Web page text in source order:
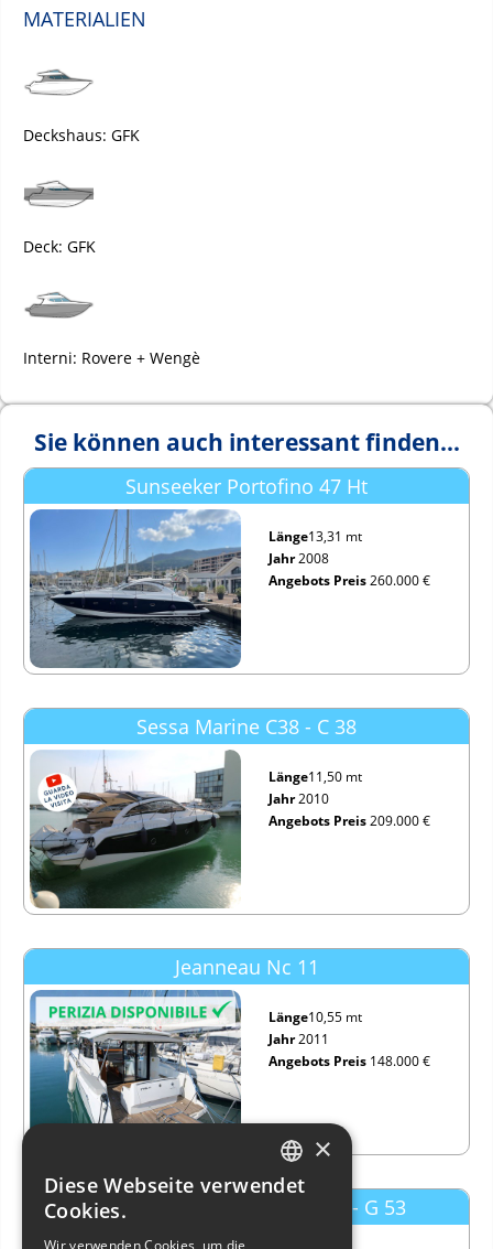
MATERIALIEN
Deckshaus: GFK
Deck: GFK
Interni: Rovere + Wengè
Sie können auch interessant finden...
Sunseeker Portofino 47 Ht
Länge13,31 mt
Jahr2008
Angebots Preis260.000 €
Sessa Marine C38 - C 38
Länge11,50 mt
Jahr2010
Angebots Preis209.000 €
Jeanneau Nc 11
Länge10,55 mt
Jahr2011
Angebots Preis 148.000 €
Abbate Bruno Primatist G53 - G 53
ITALIAN
×
Diese Webseite verwendet
Cookies.
Wir verwenden Cookies, um die